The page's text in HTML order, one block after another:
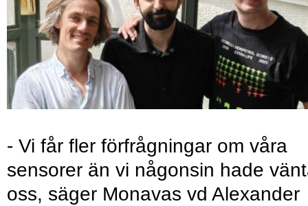
- Vi får fler förfrågningar om våra
sensorer än vi någonsin hade
oss, säger Monavas vd Alexander